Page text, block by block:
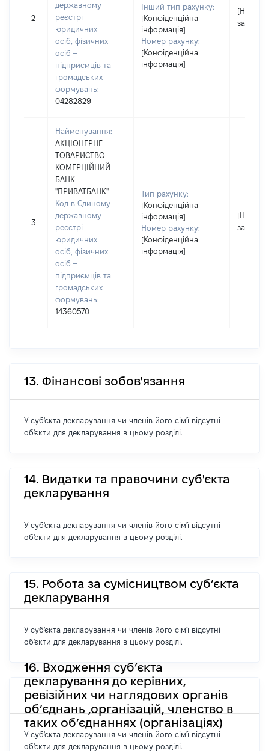
2
державному
реєстрі
юридичних
осіб, фізичних
осіб –
підприємців та
громадських
формувань:
04282829
Інший тип рахунку:
[Конфіденційна
інформація]
Номер рахунку:
[Конфіденційна
інформація]
[Не
3
Найменування:
АКЦІОНЕРНЕ
ТОВАРИСТВО
КОМЕРЦІЙНИЙ
БАНК
"ПРИВАТБАНК"
Код в Єдиному
державному
реєстрі
юридичних
осіб, фізичних
осіб –
підприємців та
громадських
формувань:
14360570
Тип рахунку:
[Конфіденційна
інформація]
Номер рахунку:
[Конфіденційна
інформація]
[Не
13. Фінансові зобов'язання
У суб'єкта декларування чи членів його сім'ї відсутні
об'єкти для декларування в цьому розділі.
14. Видатки та правочини суб'єкта
декларування
У суб'єкта декларування чи членів його сім'ї відсутні
об'єкти для декларування в цьому розділі.
15. Робота за сумісництвом суб’єкта
декларування
У суб'єкта декларування чи членів його сім'ї відсутні
об'єкти для декларування в цьому розділі.
16. Входження суб’єкта
декларування до керівних,
ревізійних чи наглядових органів
об’єднань ,організацій, членство в
таких об’єднаннях (організаціях)
У суб'єкта декларування чи членів його сім'ї відсутні
об'єкти для декларування в цьому розділі.